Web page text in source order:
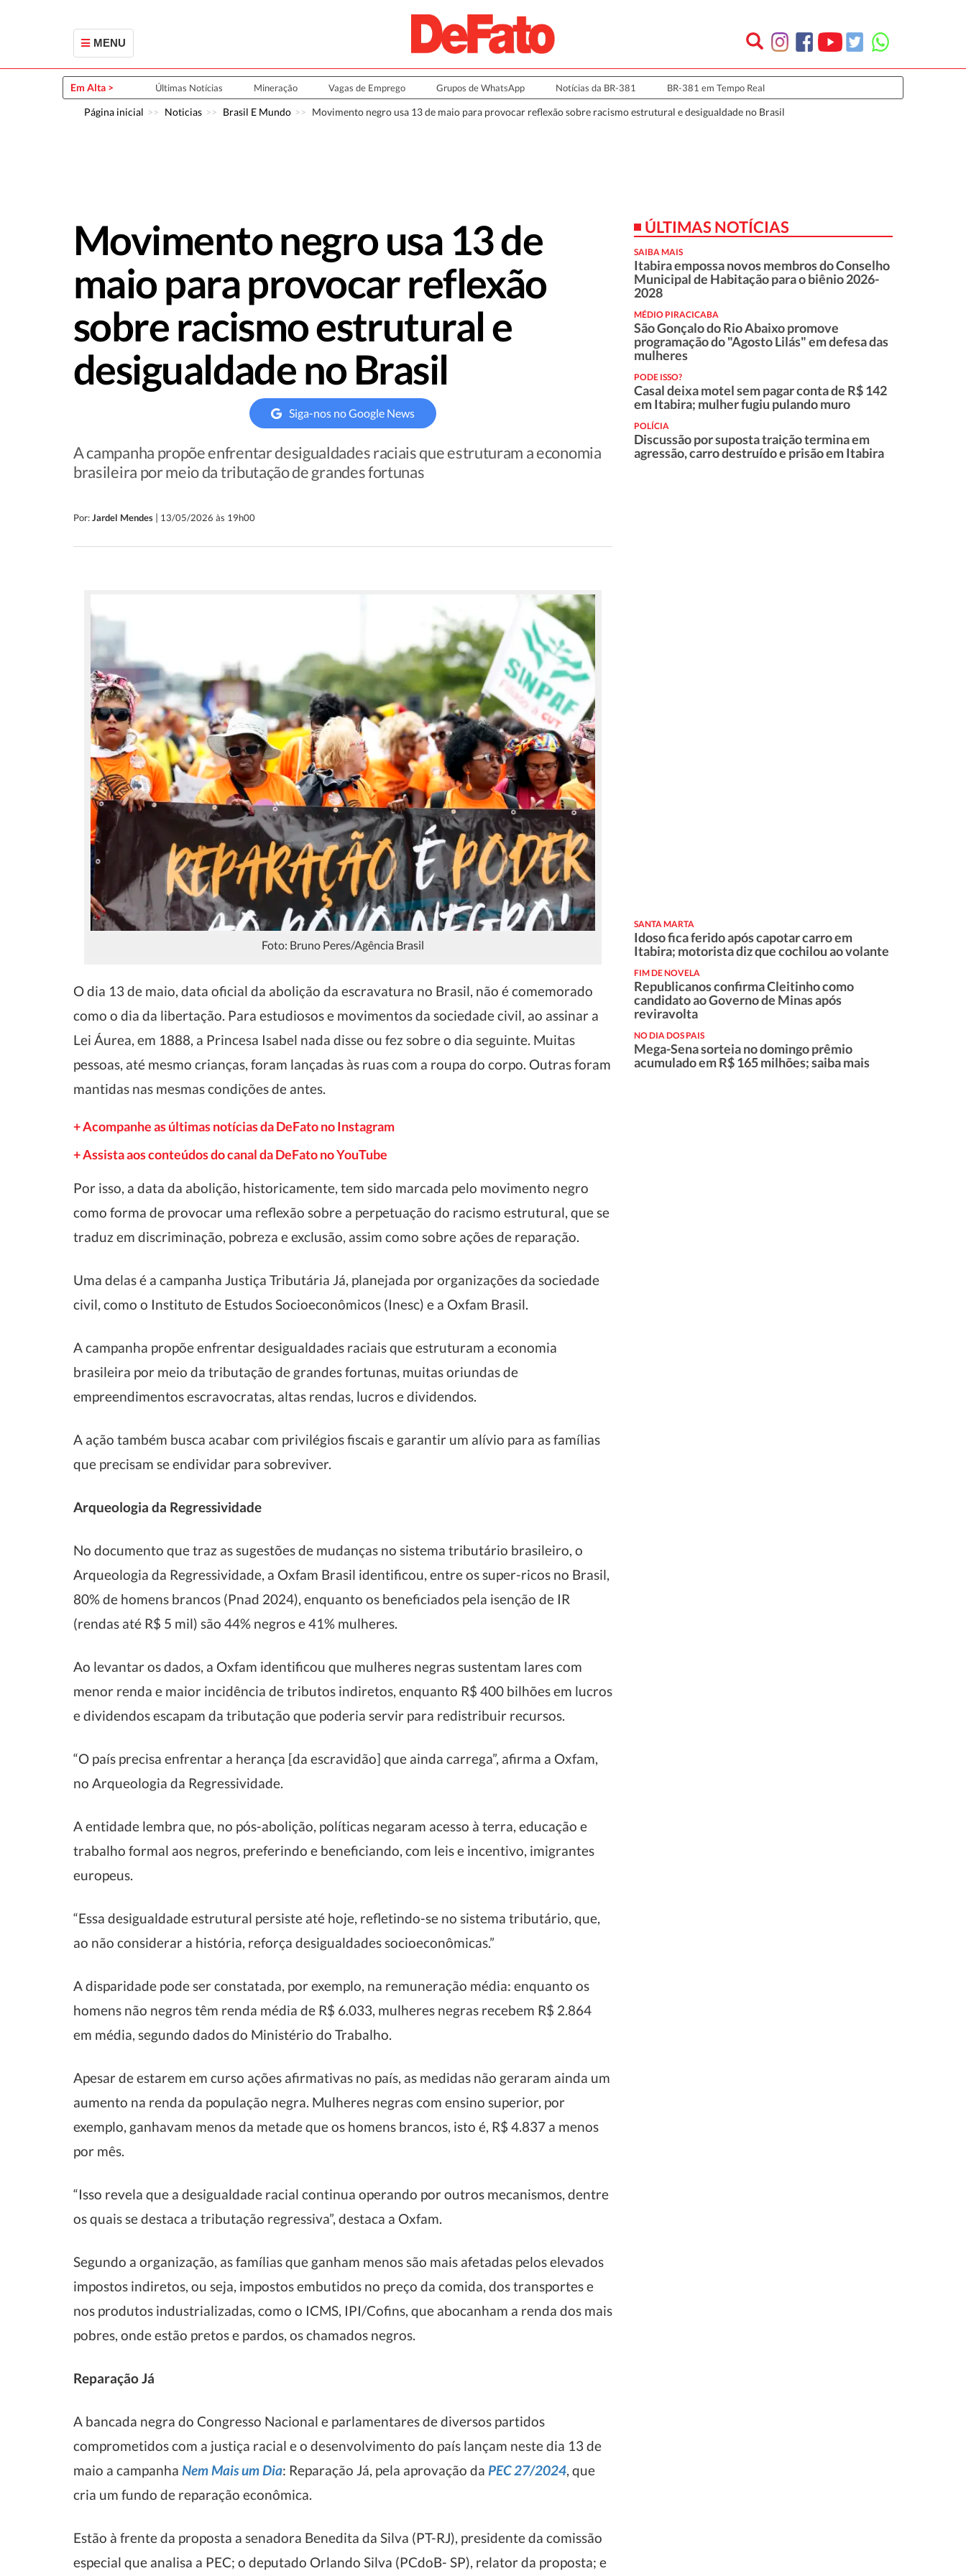
MENU
Em Alta > Últimas Notícias Mineração Vagas de Emprego Grupos de WhatsApp Notícias da BR-381 BR-381 em Tempo Real
Página inicial Noticias Brasil E Mundo Movimento negro usa 13 de maio para provocar reflexão sobre racismo estrutural e desigualdade no Brasil
Movimento negro usa 13 de
maio para provocar reflexão
sobre racismo estrutural e
desigualdade no Brasil
Siga-nos no Google News
A campanha propõe enfrentar desigualdades raciais que estruturam a economia
brasileira por meio da tributação de grandes fortunas
Por:Jardel Mendes | 13/05/2026 às 19h00
Foto: Bruno Peres/Agência Brasil
O dia 13 de maio, data oficial da abolição da escravatura no Brasil, não é comemorado
como o dia da libertação. Para estudiosos e movimentos da sociedade civil, ao assinar a
Lei Áurea, em 1888, a Princesa Isabel nada disse ou fez sobre o dia seguinte. Muitas
pessoas, até mesmo crianças, foram lançadas às ruas com a roupa do corpo. Outras foram
mantidas nas mesmas condições de antes.
+ Acompanhe as últimas notícias da DeFato no Instagram
+ Assista aos conteúdos do canal da DeFato no YouTube
Por isso, a data da abolição, historicamente, tem sido marcada pelo movimento negro
como forma de provocar uma reflexão sobre a perpetuação do racismo estrutural, que se
traduz em discriminação, pobreza e exclusão, assim como sobre ações de reparação.
Uma delas é a campanha Justiça Tributária Já, planejada por organizações da sociedade
civil, como o Instituto de Estudos Socioeconômicos (Inesc) e a Oxfam Brasil.
A campanha propõe enfrentar desigualdades raciais que estruturam a economia
brasileira por meio da tributação de grandes fortunas, muitas oriundas de
empreendimentos escravocratas, altas rendas, lucros e dividendos.
A ação também busca acabar com privilégios fiscais e garantir um alívio para as famílias
que precisam se endividar para sobreviver.
Arqueologia da Regressividade
No documento que traz as sugestões de mudanças no sistema tributário brasileiro, o
Arqueologia da Regressividade, a Oxfam Brasil identificou, entre os super-ricos no Brasil,
80% de homens brancos (Pnad 2024), enquanto os beneficiados pela isenção de IR
(rendas até R$ 5 mil) são 44% negros e 41% mulheres.
Ao levantar os dados, a Oxfam identificou que mulheres negras sustentam lares com
menor renda e maior incidência de tributos indiretos, enquanto R$ 400 bilhões em lucros
e dividendos escapam da tributação que poderia servir para redistribuir recursos.
“O país precisa enfrentar a herança [da escravidão] que ainda carrega”, afirma a Oxfam,
no Arqueologia da Regressividade.
A entidade lembra que, no pós-abolição, políticas negaram acesso à terra, educação e
trabalho formal aos negros, preferindo e beneficiando, com leis e incentivo, imigrantes
europeus.
“Essa desigualdade estrutural persiste até hoje, refletindo-se no sistema tributário, que,
ao não considerar a história, reforça desigualdades socioeconômicas.”
A disparidade pode ser constatada, por exemplo, na remuneração média: enquanto os
homens não negros têm renda média de R$ 6.033, mulheres negras recebem R$ 2.864
em média, segundo dados do Ministério do Trabalho.
Apesar de estarem em curso ações afirmativas no país, as medidas não geraram ainda um
aumento na renda da população negra. Mulheres negras com ensino superior, por
exemplo, ganhavam menos da metade que os homens brancos, isto é, R$ 4.837 a menos
por mês.
“Isso revela que a desigualdade racial continua operando por outros mecanismos, dentre
os quais se destaca a tributação regressiva”, destaca a Oxfam.
Segundo a organização, as famílias que ganham menos são mais afetadas pelos elevados
impostos indiretos, ou seja, impostos embutidos no preço da comida, dos transportes e
nos produtos industrializadas, como o ICMS, IPI/Cofins, que abocanham a renda dos mais
pobres, onde estão pretos e pardos, os chamados negros.
Reparação Já
A bancada negra do Congresso Nacional e parlamentares de diversos partidos
comprometidos com a justiça racial e o desenvolvimento do país lançam neste dia 13 de
maio a campanha Nem Mais um Dia: Reparação Já, pela aprovação da PEC 27/2024 , que
cria um fundo de reparação econômica.
Estão à frente da proposta a senadora Benedita da Silva (PT-RJ), presidente da comissão
especial que analisa a PEC; o deputado Orlando Silva (PCdoB- SP), relator da proposta; e
ÚLTIMAS NOTÍCIAS
SAIBA MAIS
Itabira empossa novos membros do Conselho
Municipal de Habitação para o biênio 2026-
2028
MÉDIO PIRACICABA
São Gonçalo do Rio Abaixo promove
programação do "Agosto Lilás" em defesa das
mulheres
PODE ISSO?
Casal deixa motel sem pagar conta de R$ 142
em Itabira; mulher fugiu pulando muro
POLÍCIA
Discussão por suposta traição termina em
agressão, carro destruído e prisão em Itabira
SANTA MARTA
Idoso fica ferido após capotar carro em
Itabira; motorista diz que cochilou ao volante
FIM DE NOVELA
Republicanos confirma Cleitinho como
candidato ao Governo de Minas após
reviravolta
NO DIA DOS PAIS
Mega-Sena sorteia no domingo prêmio
acumulado em R$ 165 milhões; saiba mais